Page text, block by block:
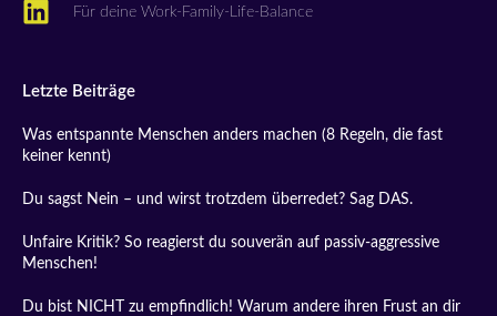
Für deine Work-Family-Life-Balance
Letzte Beiträge
Was entspannte Menschen anders machen (8 Regeln, die fast
keiner kennt)
Du sagst Nein – und wirst trotzdem überredet? Sag DAS.
Unfaire Kritik? So reagierst du souverän auf passiv-aggressive
Menschen!
Du bist NICHT zu empfindlich! Warum andere ihren Frust an dir